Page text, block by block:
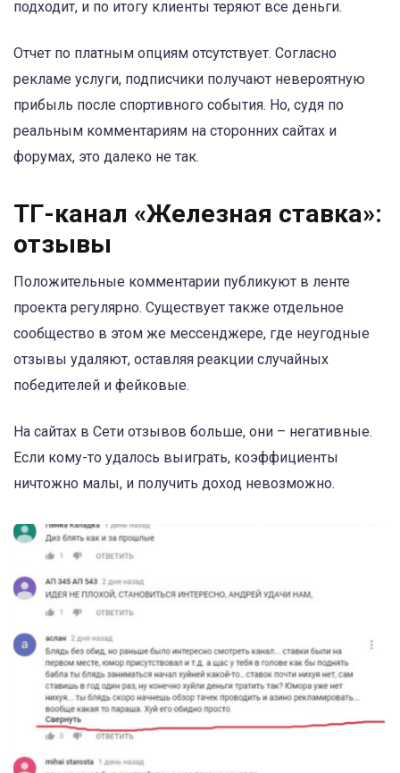
подходит, и по итогу клиенты теряют все деньги.
Отчет по платным опциям отсутствует. Согласно
рекламе услуги, подписчики получают невероятную
прибыль после спортивного события. Но, судя по
реальным комментариям на сторонних сайтах и
форумах, это далеко не так.
ТГ-канал «Железная ставка»:
отзывы
Положительные комментарии публикуют в ленте
проекта регулярно. Существует также отдельное
сообщество в этом же мессенджере, где неугодные
отзывы удаляют, оставляя реакции случайных
победителей и фейковые.
На сайтах в Сети отзывов больше, они – негативные.
Если кому-то удалось выиграть, коэффициенты
ничтожно малы, и получить доход невозможно.